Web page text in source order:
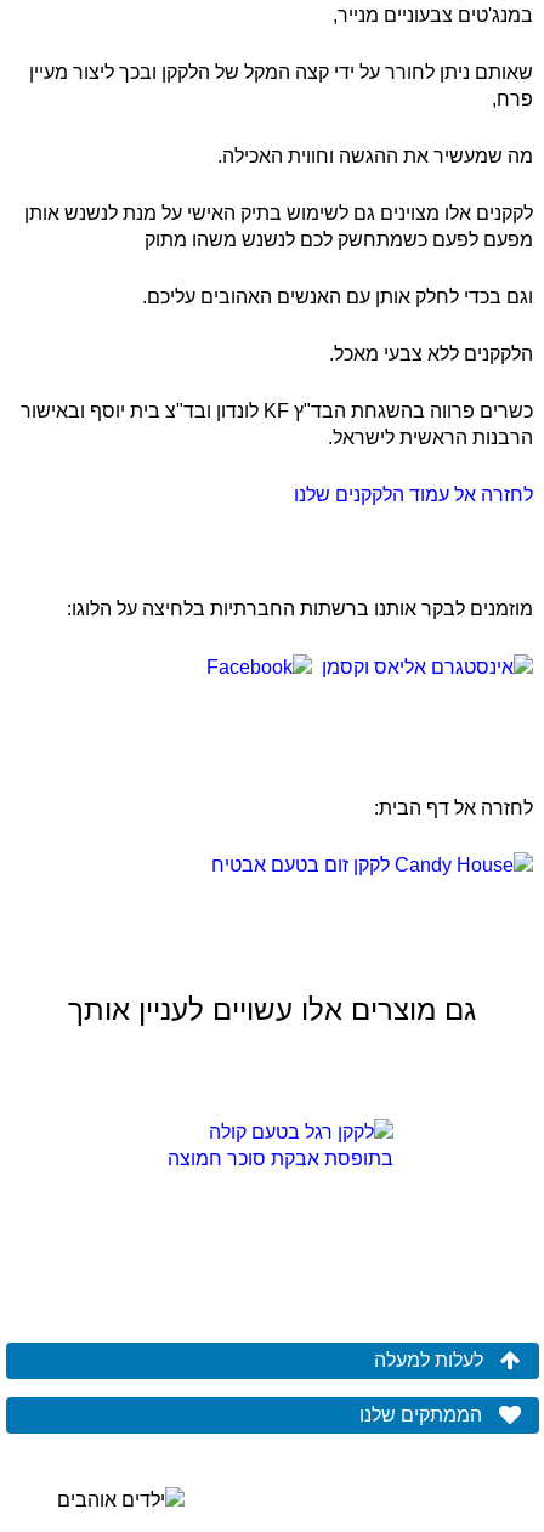
במנג'טים צבעוניים מנייר,
שאותם ניתן לחורר על ידי קצה המקל של הלקקן ובכך ליצור מעיין
פרח,
מה שמעשיר את ההגשה וחווית האכילה.
לקקנים אלו מצוינים גם לשימוש בתיק האישי על מנת לנשנש אותן
מפעם לפעם כשמתחשק לכם לנשנש משהו מתוק
וגם בכדי לחלק אותן עם האנשים האהובים עליכם.
הלקקנים ללא צבעי מאכל.
כשרים פרווה בהשגחת הבד"ץ KF לונדון ובד"צ בית יוסף ובאישור
הרבנות הראשית לישראל.
לחזרה אל עמוד הלקקנים שלנו
מוזמנים לבקר אותנו ברשתות החברתיות בלחיצה על הלוגו:
לחזרה אל דף הבית:
גם מוצרים אלו עשויים לעניין אותך
לעלות למעלה
הממתקים שלנו